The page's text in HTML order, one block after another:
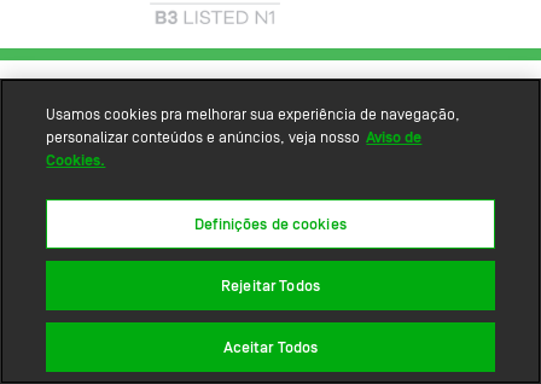
Usamos cookies pra melhorar sua experiência de navegação,
personalizar conteúdos e anúncios, veja nosso Aviso de
Cookies.
Definições de cookies
Rejeitar Todos
Aceitar Todos